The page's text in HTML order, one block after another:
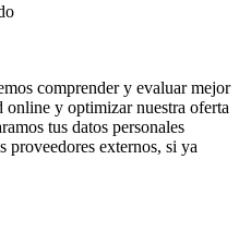
comprender y evaluar mejor
y optimizar nuestra oferta
tus datos personales
proveedores externos, si ya